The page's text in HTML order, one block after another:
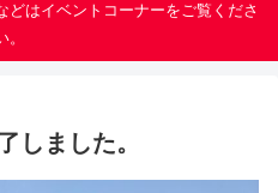
どはイベントコーナーをご覧くださ
。
しました。